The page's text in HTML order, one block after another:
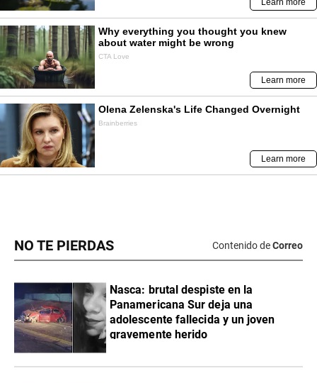
NO TE PIERDAS Contenido deCorreo
Nasca: brutal despiste en la
Panamericana Sur deja una
adolescente fallecida y un joven
gravemente herido